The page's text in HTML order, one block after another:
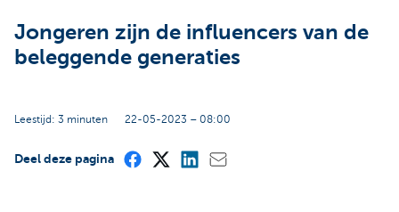
Jongeren zijn de influencers van de
beleggende generaties
Leestijd: 3 minuten 22-05-2023 – 08:00
Deel deze pagina